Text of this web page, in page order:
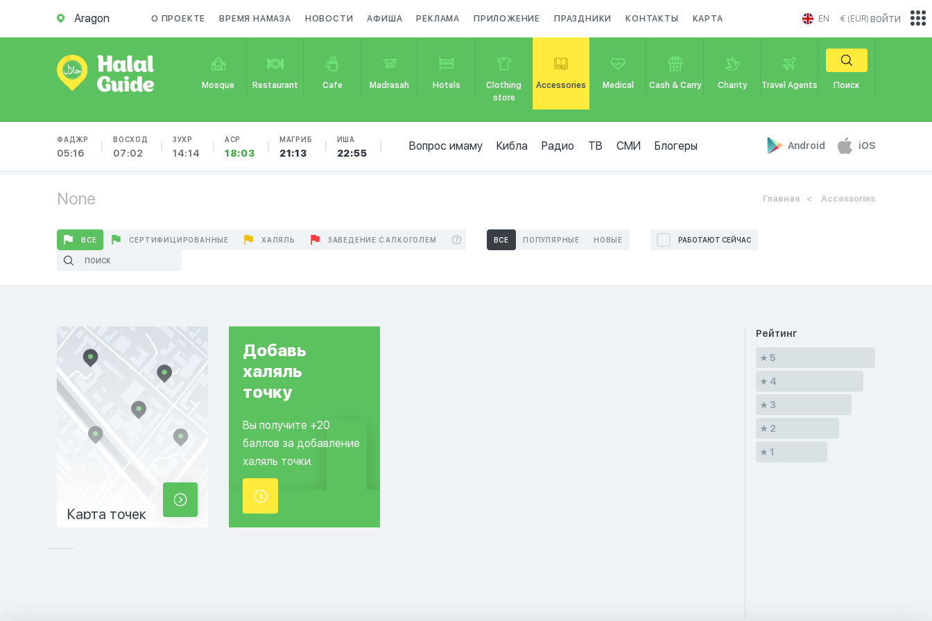
Aragon О ПРОЕКТЕ ВРЕМЯ НАМАЗА НОВОСТИ АФИША РЕКЛАМА ПРИЛОЖЕНИЕ ПРАЗДНИКИ КОНТАКТЫ КАРТА EN € (EUR)
Mosque Restaurant Cafe Madrasah Hotels
Clothing
store
Accessories Medical Cash & Carry Charity Travel Agents Поиск
ФАДЖР
05:16
ВОСХОД
07:02
ЗУХР
14:14
АСР
18:03
МАГРИБ
21:13
ИША
22:55
Вопрос имаму Кибла Радио ТВ СМИ Блогеры Android iOS
войти
None Главная Accessories
ВСЕ СЕРТИФИЦИРОВАННЫЕ ХАЛЯЛЬ ЗАВЕДЕНИЕ С АЛКОГОЛЕМ ВСЕ ПОПУЛЯРНЫЕ НОВЫЕ РАБОТАЮТ СЕЙЧАС
Карта точек
Добавь
халяль
точку
Вы получите +20
баллов за добавление
халяль точки.
Рейтинг
5
4
3
2
1